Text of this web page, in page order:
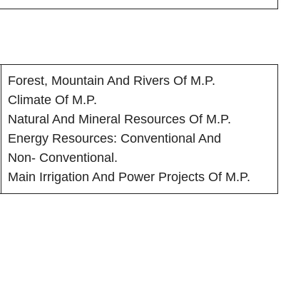
Forest, Mountain And Rivers Of M.P.
Climate Of M.P.
Natural And Mineral Resources Of M.P.
Energy Resources: Conventional And
Non- Conventional.
Main Irrigation And Power Projects Of M.P.